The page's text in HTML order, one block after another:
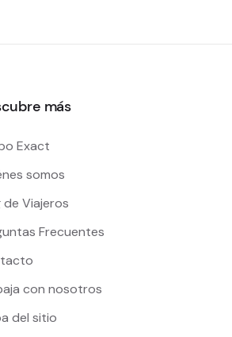
más
Exact
somos
de Viajeros
Frecuentes
con nosotros
del sitio